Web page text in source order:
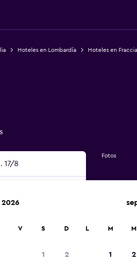
Hoteles en Lombardía Hoteles en Fraccia
17/8
Fotos
V S D
1 2
L M M
1 2